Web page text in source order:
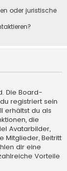
oder juristische
Die Board-
registriert sein
erhältst du als
die
Avatarbilder,
Mitglieder, Beitritt
dir eine
Vorteile